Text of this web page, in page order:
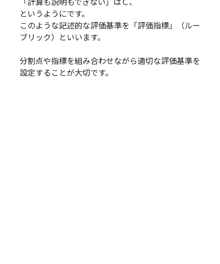
「計算も説明もできない」はＣ、
というようにです。
このような記述的な評価基準を「評価指標」（ルー
ブリック）といいます。
分割点や指標を組み合わせながら適切な評価基準を
設定することが大切です。